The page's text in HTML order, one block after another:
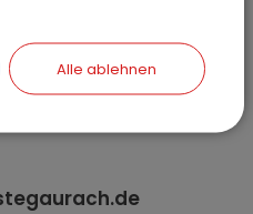
Alle ablehnen